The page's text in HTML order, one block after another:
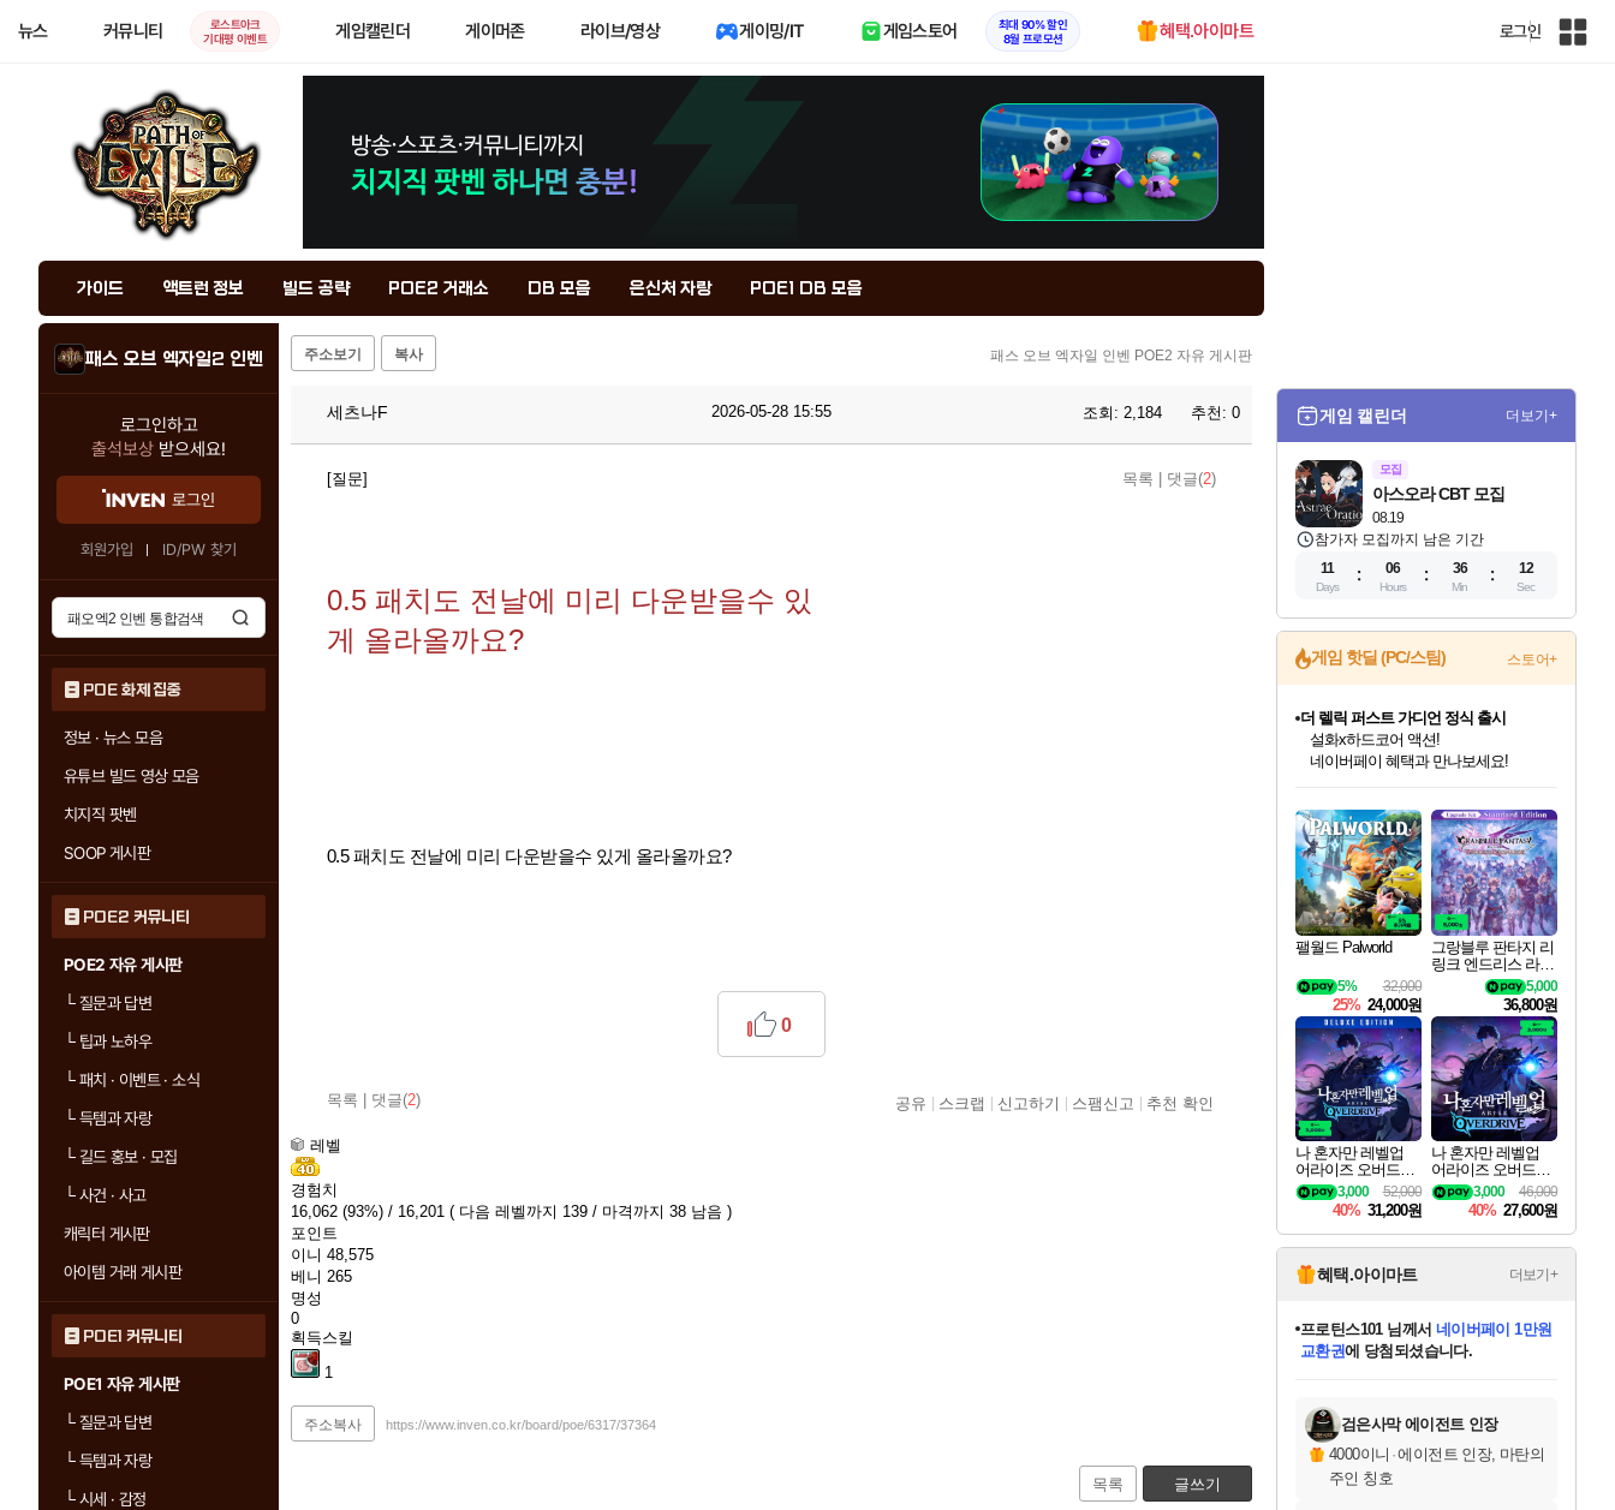
뉴스 커뮤니티
로스트아크
기대평 이벤트
게임캘린더 게이머존 라이브/영상 게이밍/IT 게임스토어
최대 90% 할인
8월 프로모션
혜택.아이마트 로그인
인
가이드 액트런 정보 빌드 공략 POE2 거래소 DB 모음 은신처 자랑 POE1 DB 모음
패스 오브 엑자일2 인벤
로그인하고
출석보상 받으세요!
로그인
회원가입 ID/PW 찾기
POE 화제 집중
정보 · 뉴스 모음
유튜브 빌드 영상 모음
치지직 팟벤
SOOP 게시판
POE2 커뮤니티
POE2 자유 게시판
└질문과 답변
└팁과 노하우
└패치 · 이벤트 · 소식
└득템과 자랑
└길드 홍보 · 모집
└사건 · 사고
캐릭터 게시판
아이템 거래 게시판
POE1 커뮤니티
POE1 자유 게시판
└질문과 답변
└득템과 자랑
└시세 · 감정
주소보기 복사 패스 오브 엑자일 인벤 POE2 자유 게시판
세츠나F 2026-05-28 15:55 조회: 2,184 추천: 0
[질문] 목록 댓글(2)
0.5 패치도 전날에 미리 다운받을수 있
게 올라올까요?
0.5 패치도 전날에 미리 다운받을수 있게 올라올까요?
목록 댓글(2)
0
공유 스크랩 신고하기 스팸신고 추천 확인
레벨
경험치
16,062 (93%) / 16,201 ( 다음 레벨까지 139 / 마격까지 38 남음 )
포인트
이니 48,575
베니 265
명성
0
획득스킬
1
주소복사 https://www.inven.co.kr/board/poe/6317/37364
목록 글쓰기
게임 캘린더 더보기+
모집
08.19
아스오라 CBT 모집
참가자 모집까지 남은 기간
11
Days
06
Hours
36
Min
11
Sec
게임 핫딜 (PC/스팀) 스토어+
최대 90% 할인가를 만나보세요!
네이버혜택과 함께 만나보세요!
50%할인&추가 적립까지!
네이버 포인트 혜택까지!
이니&베니 혜택까지!
네이버 혜택가와 함께 예약하세요!
할인&네이버혜택으로 만나보세요!
더 렐릭 퍼스트 가디언 정식 출시
설화x하드코어 액션!
네이버페이 혜택과 만나보세요!
40주년 프로모션으로 만나보세요!
할인가에 만나보세요!
일부 에디션 상시 할인!
혜택으로 예약 판매 중
편안하게 충전하세요
팰월드 Palworld
32,000
5%
25% 24,000원
그랑블루 판타지 리
링크 엔드리스 라그
나로크 업그레이드
킷 Granblue Fantasy
Relink Endless Ragn
arok Upgrade Kit DL
C
5,000
36,800원
나 혼자만 레벨업
어라이즈 오버드라
이브 디럭스 에디션
Solo Leveling Arise
Overdrive Deluxe Edi
tion
52,000
3,000
40% 31,200원
나 혼자만 레벨업
어라이즈 오버드라
이브 Solo Leveling A
rise
46,000
3,000
40% 27,600원
혜택.아이마트 더보기+
교환.
당첨되셨습니다.
당첨되셨습니다.
당첨되셨습니다.
별빛희망님께서 로블록스 기프트카드
1만원권에 당첨되셨습니다.
당첨되셨습니다.
당첨되셨습니다.
당첨되셨습니다.
당첨되셨습니다.
에디션 (스팀코드)를 교환.
당첨되셨습니다.
검은사막 에이전트 인장
4000이니 ·에이전트 인장, 마탄의
주인 칭호